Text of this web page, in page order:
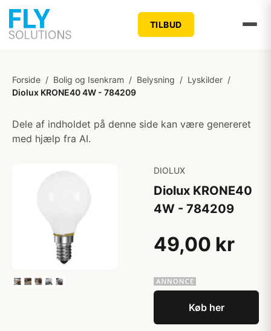
TILBUD
Forside / Bolig og Isenkram / Belysning / Lyskilder /
Diolux KRONE40 4W - 784209
Dele af indholdet på denne side kan være genereret
med hjælp fra AI.
DIOLUX
Diolux KRONE40
4W - 784209
49,00 kr
Køb her